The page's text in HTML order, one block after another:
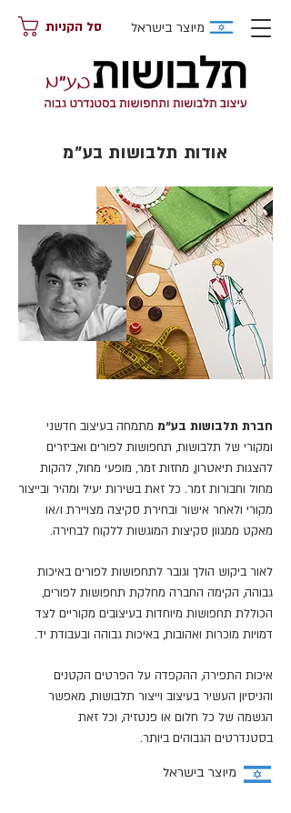
מיוצר בישראל סל הקניות
אודות תלבושות בע"מ
חברת תלבושות בע"מ מתמחה בעיצוב חדשני
ומקורי של תלבושות, תחפושות לפורים ואביזרים
להצגות תיאטרון, מחזות זמר, מופעי מחול, להקות
מחול וחבורות זמר. כל זאת בשירות יעיל ומהיר ובייצור
מקורי ולאחר אישור ובחירת סקיצה מצויירת ו/או
מאקט ממגוון סקיצות המוגשות ללקוח לבחירה.
לאור ביקוש הולך וגובר לתחפושות לפורים באיכות
גבוהה, הקימה החברה מחלקת תחפושות לפורים,
הכוללת תחפושות מיוחדות בעיצובים מקוריים לצד
דמויות מוכרות ואהובות, באיכות גבוהה ובעבודת יד.
איכות התפירה, ההקפדה על הפרטים הקטנים
והניסיון העשיר בעיצוב וייצור תלבושות, מאפשר
הגשמה של כל חלום או פנטזיה, וכל זאת
בסטנדרטים הגבוהים ביותר.
מיוצר בישראל